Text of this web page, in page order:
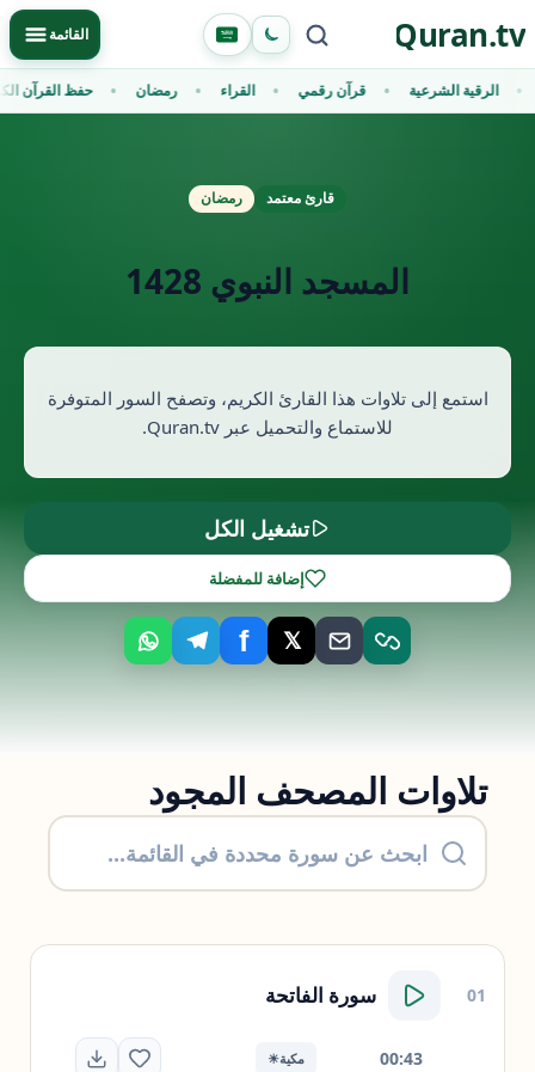
to
content
Quran.tv
Primary Menu
القائمة
حفظ القرآن رمضان القراء قرآن رقمي الرقية الشرعية
قارئ معتمد رمضان
المسجد النبوي 1428
استمع إلى تلاوات هذا القارئ الكريم، وتصفح السور المتوفرة
للاستماع والتحميل عبر Quran.tv.
تشغيل الكل
إضافة للمفضلة
𝕏
f
تلاوات المصحف المجود
01 سورة الفاتحة
مكية☀ 00:43